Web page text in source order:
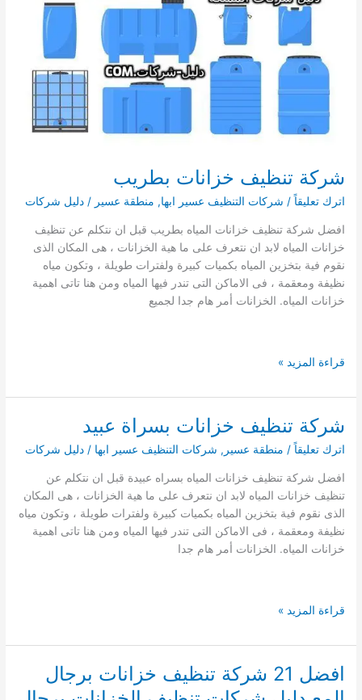
شركات
الخزانات
بظهران
الجنوب
شركة تنظيف خزانات بطريب
اترك تعليقاً / شركات التنظيف عسير ابها, منطقة عسير /دليل شركات
افضل شركة تنظيف خزانات المياه بطريب قبل ان نتكلم عن تنظيف
خزانات المياه لابد ان نتعرف على ما هية الخزانات ، هى المكان الذى
نقوم فية بتخزين المياه بكميات كبيرة ولفترات طويلة ، وتكون مياه
نظيفة ومعقمة ، فى الاماكن التى تندر فيها المياه ومن هنا تاتى اهمية
خزانات المياه. الخزانات أمر هام جدا لجميع
شركة
خزانات
بطريب
قراءة المزيد »
شركة تنظيف خزانات بسراة عبيد
اترك تعليقاً / منطقة عسير , شركات التنظيف عسير ابها /دليل شركات
افضل شركة تنظيف خزانات المياه بسراه عبيدة قبل ان نتكلم عن
تنظيف خزانات المياه لابد ان نتعرف على ما هية الخزانات ، هى المكان
الذى نقوم فية بتخزين المياه بكميات كبيرة ولفترات طويلة ، وتكون مياه
نظيفة ومعقمة ، فى الاماكن التى تندر فيها المياه ومن هنا تاتى اهمية
خزانات المياه. الخزانات أمر هام جدا
شركة
خزانات
بسراة
عبيد
قراءة المزيد »
افضل 21 شركة تنظيف خزانات برجال